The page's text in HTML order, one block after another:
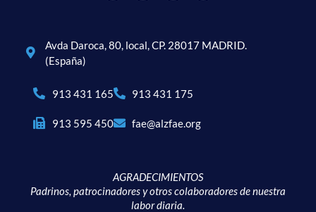
Avda Daroca, 80, local, CP. 28017 MADRID.
(España)
913 431 165 913 431 175
913 595 450 fae@alzfae.org
AGRADECIMIENTOS
Padrinos, patrocinadores y otros colaboradores de nuestra
labor diaria.